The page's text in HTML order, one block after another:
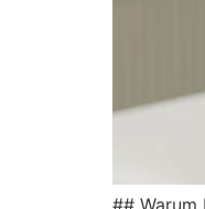
#‬#‬ War︇um